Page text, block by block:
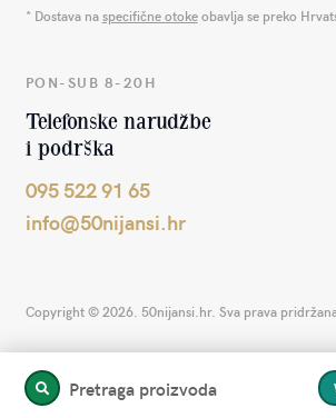
* Dostava naspecifične otokeobavlja se preko
PON-SUB 8-20H
Telefonske narudžbe
i podrška
095 522 91 65
info@50nijansi.hr
Copyright © 2026. 50nijansi.hr. Sva prava
Pretraga proizvoda
PRETRAŽITE